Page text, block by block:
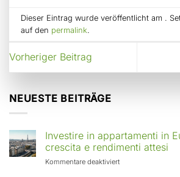
Dieser Eintrag wurde veröffentlicht am .
auf den permalink.
Vorheriger Beitrag
NEUESTE BEITRÄGE
Investire in appartamenti in
crescita e rendimenti attesi
Kommentare deaktiviertfür